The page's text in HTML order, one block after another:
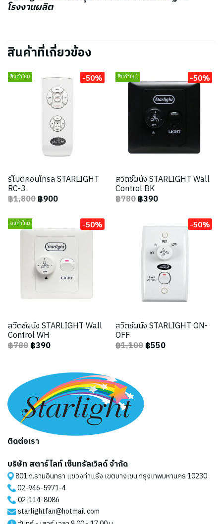
โรงงานผลิต
สินค้าที่เกี่ยวข้อง
สินค้าใหม่ -50%
รีโมตคอนโทรล STARLIGHT
RC-3
฿1,800฿900
สินค้าใหม่ -50%
สวิตช์ผนัง STARLIGHT Wall
Control BK
฿780฿390
สินค้าใหม่ -50%
สวิตช์ผนัง STARLIGHT Wall
Control WH
฿780฿390
-50%
สวิตช์ผนัง STARLIGHT ON-
OFF
฿1,100฿550
ติดต่อเรา
บริษัท สตาร์ไลท์ เซ็นทรัลเวิลด์ จำกัด
801 ถ.รามอินทรา แขวงท่าแร้ง เขตบางเขน กรุงเทพมหานคร 10230
02-946-5971-4
02-114-8086
starlightfan@hotmail.com